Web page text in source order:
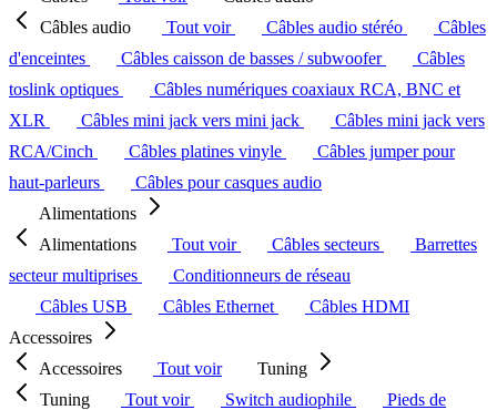
Câbles audio
Tout voir Câbles audio stéréo
Câbles
d'enceintes
Câbles caisson de basses / subwoofer
Câbles
toslink optiques
Câbles numériques coaxiaux RCA, BNC et
XLR
Câbles mini jack vers mini jack
Câbles mini jack vers
RCA/Cinch
Câbles platines vinyle
Câbles jumper pour
haut-parleurs
Câbles pour casques audio
Alimentations
Alimentations
Tout voir Câbles secteurs
Barrettes
secteur multiprises
Conditionneurs de réseau
Câbles USB
Câbles Ethernet
Câbles HDMI
Accessoires
Accessoires
Tout voir
Tuning
Tuning
Tout voir Switch audiophile
Pieds de